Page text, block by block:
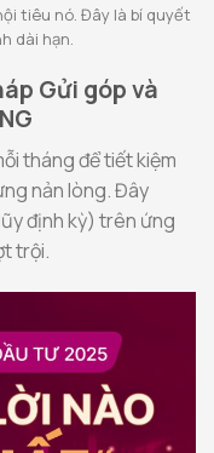
tiêu nó. Đây là bí quyết
dài hạn.
Gửi góp và
tháng để tiết kiệm
nản lòng. Đây
định kỳ) trên ứng
trội.